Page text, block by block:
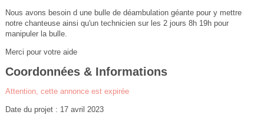
Nous avons besoin d une bulle de déambulation géante pour y mettre
notre chanteuse ainsi qu'un technicien sur les 2 jours 8h 19h pour
manipuler la bulle.
Merci pour votre aide
Coordonnées & Informations
Attention, cette annonce est expirée
Date du projet : 17 avril 2023